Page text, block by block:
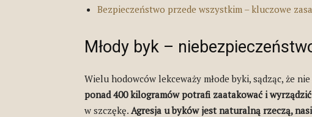
Bezpieczeństwo przede wszystkim – kluczowe
Młody byk –
Wielu hodowców lekceważy młode byki, sądząc, że
ponad 400 kilogramów potrafi zaatakować i
w szczękę. Agresja u byków jest naturalną rzeczą,